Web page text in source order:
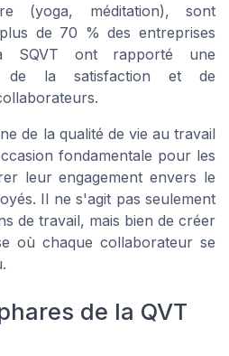
(yoga, méditation), sont
de 70 % des entreprises
SQVT ont rapporté une
de la satisfaction et de
de la qualité de vie au travail
fondamentale pour les
leur engagement envers le
Il ne s'agit pas seulement
de travail, mais bien de créer
où chaque collaborateur se
de la QVT